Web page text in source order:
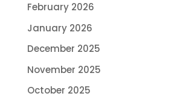
February 2026
January 2026
December 2025
November 2025
October 2025